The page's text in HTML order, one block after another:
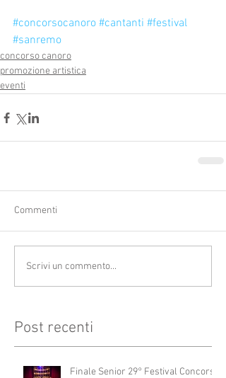
#concorsocanoro #cantanti #festival
#sanremo
concorso canoro
promozione artistica
eventi
Commenti
Scrivi un commento...
Post recenti
Finale Senior 29° Festival Concorso